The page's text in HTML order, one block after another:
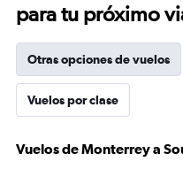
para tu próximo
Otras opciones de vuelos
Vuelos por clase
Vuelos de Monterrey a